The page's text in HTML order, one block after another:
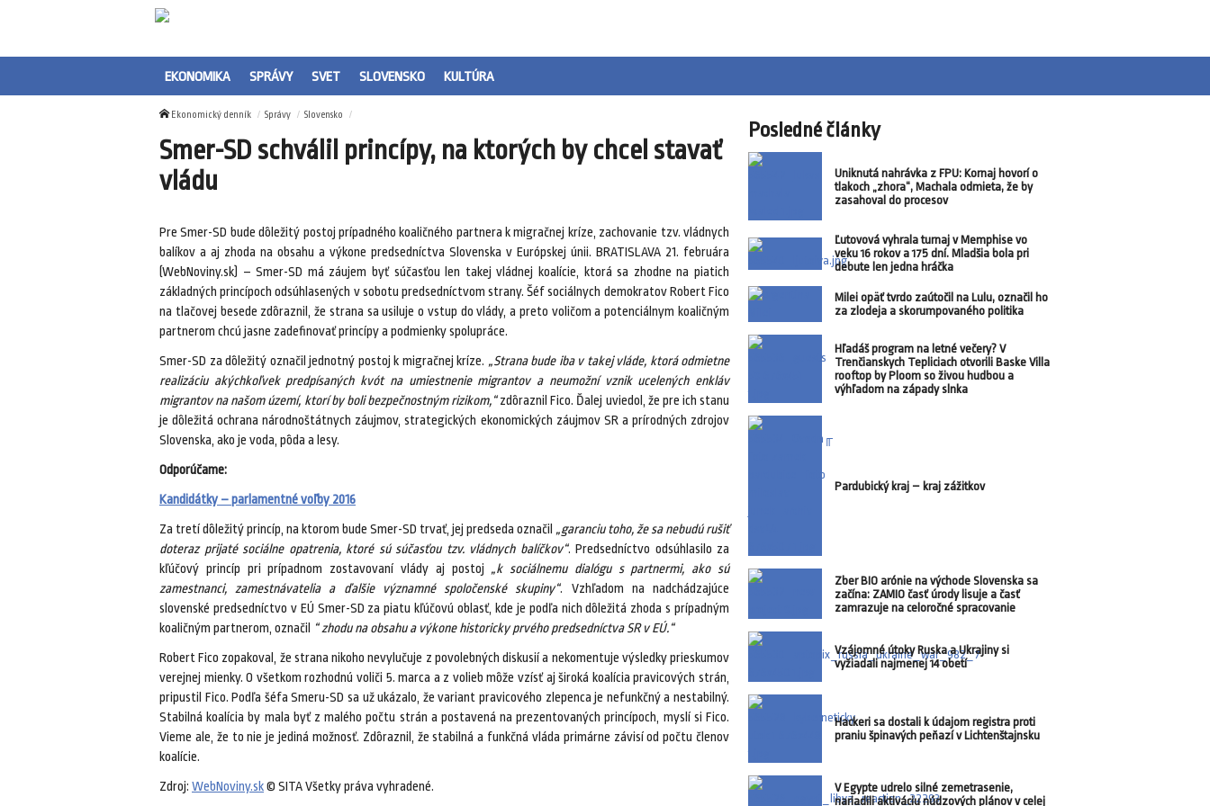
EKONOMIKA SPRÁVY SVET SLOVENSKO KULTÚRA
Ekonomický denník Správy Slovensko
Smer-SD schválil princípy, na ktorých by chcel stavať
vládu
Pre Smer-SD bude dôležitý postoj prípadného koaličného partnera k migračnej kríze, zachovanie tzv. vládnych
balíkov a aj zhoda na obsahu a výkone predsedníctva Slovenska v Európskej únii. BRATISLAVA 21. februára
(WebNoviny.sk) – Smer-SD má záujem byť súčasťou len takej vládnej koalície, ktorá sa zhodne na piatich
základných princípoch odsúhlasených v sobotu predsedníctvom strany. Šéf sociálnych demokratov Robert Fico
na tlačovej besede zdôraznil, že strana sa usiluje o vstup do vlády, a preto voličom a potenciálnym koaličným
partnerom chcú jasne zadefinovať princípy a podmienky spolupráce.
Smer-SD za dôležitý označil jednotný postoj k migračnej kríze. „Strana bude iba v takej vláde, ktorá odmietne
realizáciu akýchkoľvek predpísaných kvót na umiestnenie migrantov a neumožní vznik ucelených enkláv
migrantov na našom území, ktorí by boli bezpečnostným rizikom,“zdôraznil Fico. Ďalej uviedol, že pre ich stanu
je dôležitá ochrana národnoštátnych záujmov, strategických ekonomických záujmov SR a prírodných zdrojov
Slovenska, ako je voda, pôda a lesy.
Odporúčame:
Kandidátky – parlamentné voľby 2016
Za tretí dôležitý princíp, na ktorom bude Smer-SD trvať, jej predseda označil „garanciu toho, že sa nebudú rušiť
doteraz prijaté sociálne opatrenia, ktoré sú súčasťou tzv. vládnych balíčkov“. Predsedníctvo odsúhlasilo za
kľúčový princíp pri prípadnom zostavovaní vlády aj postoj „k sociálnemu dialógu s partnermi, ako sú
zamestnanci, zamestnávatelia a ďalšie významné spoločenské skupiny“. Vzhľadom na nadchádzajúce
slovenské predsedníctvo v EÚ Smer-SD za piatu kľúčovú oblasť, kde je podľa nich dôležitá zhoda s prípadným
koaličným partnerom, označil “ zhodu na obsahu a výkone historicky prvého predsedníctva SR v EÚ.“
Robert Fico zopakoval, že strana nikoho nevylučuje z povolebných diskusií a nekomentuje výsledky prieskumov
verejnej mienky. O všetkom rozhodnú voliči 5. marca a z volieb môže vzísť aj široká koalícia pravicových strán,
pripustil Fico. Podľa šéfa Smeru-SD sa už ukázalo, že variant pravicového zlepenca je nefunkčný a nestabilný.
Stabilná koalícia by mala byť z malého počtu strán a postavená na prezentovaných princípoch, myslí si Fico.
Vieme ale, že to nie je jediná možnosť. Zdôraznil, že stabilná a funkčná vláda primárne závisí od počtu členov
koalície.
Zdroj: WebNoviny.sk© SITA Všetky práva vyhradené.
Posledné články
Uniknutá nahrávka z FPU: Kornaj hovorí o
tlakoch „zhora“, Machala odmieta, že by
zasahoval do procesov
Ľutovová vyhrala turnaj v Memphise vo
veku 16 rokov a 175 dní. Mladšia bola pri
debute len jedna hráčka
Milei opäť tvrdo zaútočil na Lulu, označil ho
za zlodeja a skorumpovaného politika
Hľadáš program na letné večery? V
Trenčianskych Tepliciach otvorili Baske Villa
rooftop by Ploom so živou hudbou a
výhľadom na západy slnka
Pardubický kraj – kraj zážitkov
Zber BIO arónie na východe Slovenska sa
začína: ZAMIO časť úrody lisuje a časť
zamrazuje na celoročné spracovanie
Vzájomné útoky Ruska a Ukrajiny si
vyžiadali najmenej 14 obetí
Hackeri sa dostali k údajom registra proti
praniu špinavých peňazí v Lichtenštajnsku
V Egypte udrelo silné zemetrasenie,
nariadili aktiváciu núdzových plánov v celej